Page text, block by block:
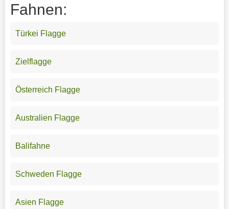
Fahnen:
Türkei Flagge
Zielflagge
Österreich Flagge
Australien Flagge
Balifahne
Schweden Flagge
Asien Flagge